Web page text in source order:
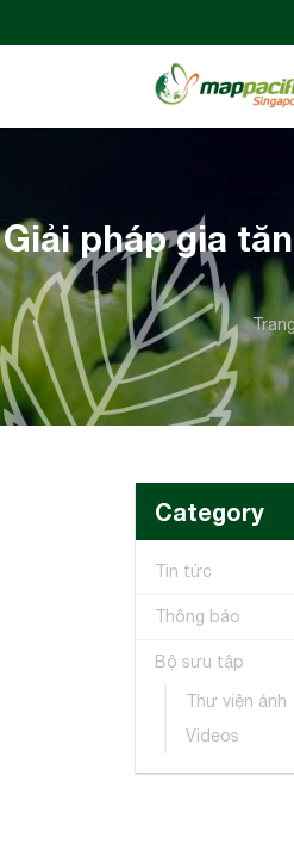
Giải pháp gia
Category
Tin tức
Thông báo
Bộ sưu tập
Thư viện ảnh
Videos